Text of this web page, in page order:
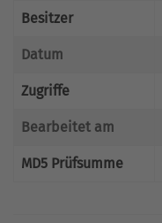
Besitzer
Datum
Zugriffe
Bearbeitet am
MD5 Prüfsumme